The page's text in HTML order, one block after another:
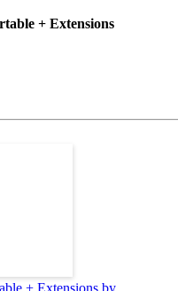
+ Extensions
+ Extensions by ...